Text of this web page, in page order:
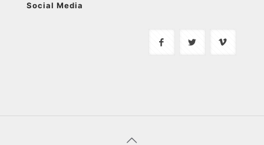
Social Media